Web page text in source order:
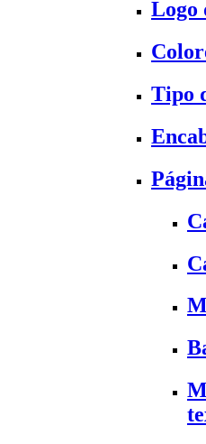
Logo
Tipo